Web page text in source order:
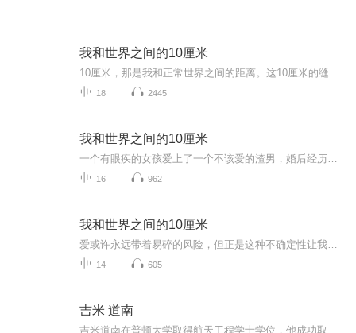
我和世界之间的10厘米
18 2445
我和世界之间的10厘米
16 962
我和世界之间的10厘米
14 605
吉米 道南